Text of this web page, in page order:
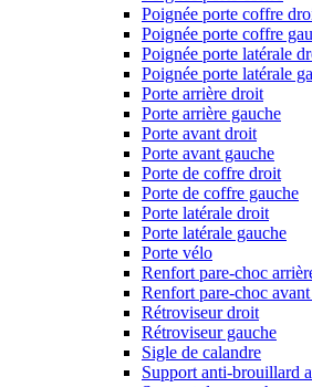
Poignée porte coffre
Poignée porte coffre
Poignée porte latérale
Poignée porte latérale
Porte arrière droit
Porte arrière gauche
Porte avant droit
Porte avant gauche
Porte de coffre droit
Porte de coffre gauche
Porte latérale droit
Porte latérale gauche
Porte vélo
Renfort pare-choc
Renfort pare-choc
Rétroviseur droit
Rétroviseur gauche
Sigle de calandre
Support anti-brouillard